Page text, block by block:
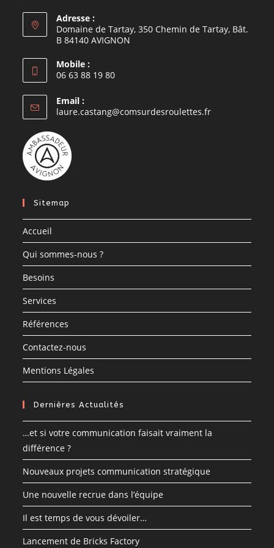
Adresse :
Domaine de Tartay, 350 Chemin de Tartay, Bât.
B 84140 AVIGNON
Mobile :
06 63 88 19 80
Email :
laure.castang@comsurdesroulettes.fr
Sitemap
Accueil
Qui sommes-nous ?
Besoins
Services
Références
Contactez-nous
Mentions Légales
Dernières Actualités
…et si votre communication faisait vraiment la
différence ?
Nouveaux projets communication stratégique
Une nouvelle recrue dans l’équipe
Il est temps de vous dévoiler…
Lancement de Bricks Factory